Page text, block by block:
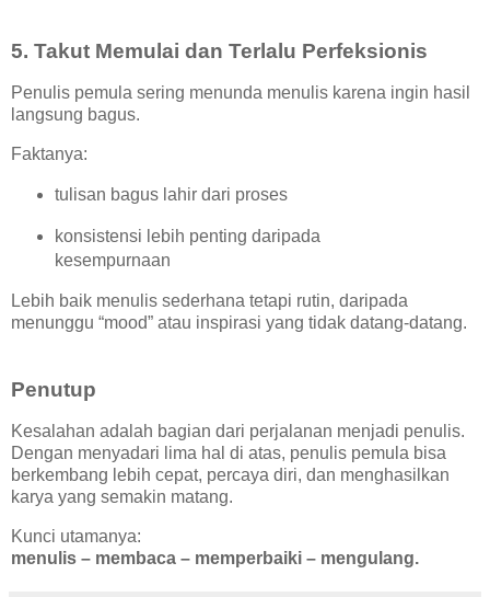
5. Takut Memulai dan Terlalu Perfeksionis
Penulis pemula sering menunda menulis karena ingin hasil
langsung bagus.
Faktanya:
tulisan bagus lahir dari proses
konsistensi lebih penting daripada
kesempurnaan
Lebih baik menulis sederhana tetapi rutin, daripada
menunggu “mood” atau inspirasi yang tidak datang-datang.
Penutup
Kesalahan adalah bagian dari perjalanan menjadi penulis.
Dengan menyadari lima hal di atas, penulis pemula bisa
berkembang lebih cepat, percaya diri, dan menghasilkan
karya yang semakin matang.
Kunci utamanya:
menulis – membaca – memperbaiki – mengulang.